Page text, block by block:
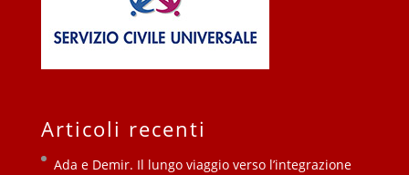
Articoli recenti
Ada e Demir. Il lungo viaggio verso l’integrazione